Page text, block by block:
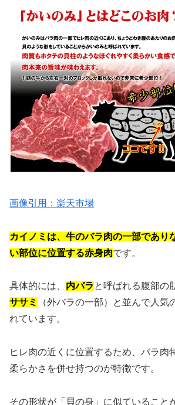
画像引用：楽天市場
カイノミは、牛のバラ肉の一部であり
い部位に位置する赤身肉です。
具体的には、 内バラ と呼ばれる腹部の
ササミ
（外バラの一部）と並んで人気
れています。
ヒレ肉の近くに位置するため、バラ肉
柔らかさを併せ持つのが特徴です。
その形状が「貝の身」に似ていること